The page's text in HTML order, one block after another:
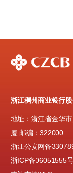
浙江稠州商业银行
地址：浙江省金华
厦 邮编：322000
浙江公安网备
浙ICP备06051555